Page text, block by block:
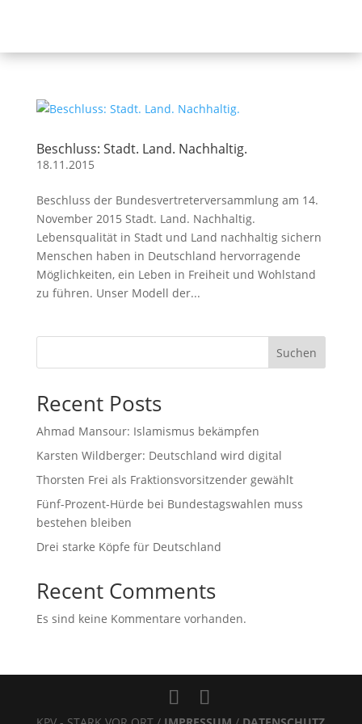
Beschluss: Stadt. Land. Nachhaltig.
18.11.2015
Beschluss der Bundesvertreterversammlung am 14.
November 2015 Stadt. Land. Nachhaltig.
Lebensqualität in Stadt und Land nachhaltig sichern
Menschen haben in Deutschland hervorragende
Möglichkeiten, ein Leben in Freiheit und Wohlstand
zu führen. Unser Modell der...
Suchen
Recent Posts
Ahmad Mansour: Islamismus bekämpfen
Karsten Wildberger: Deutschland wird digital
Thorsten Frei als Fraktionsvorsitzender gewählt
Fünf-Prozent-Hürde bei Bundestagswahlen muss
bestehen bleiben
Drei starke Köpfe für Deutschland
Recent Comments
Es sind keine Kommentare vorhanden.